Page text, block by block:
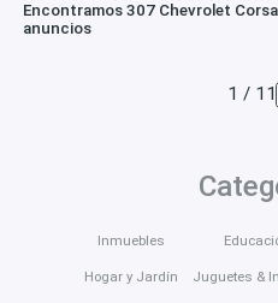
Encontramos 307 Chevrolet
anuncios
1 / 11
Inmuebles
Hogar y Jardín Juguetes &